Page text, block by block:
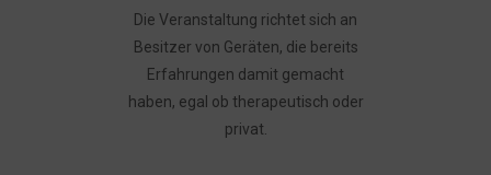
Die Veranstaltung richtet sich an
Besitzer von Geräten, die bereits
Erfahrungen damit gemacht
haben, egal ob therapeutisch oder
privat.